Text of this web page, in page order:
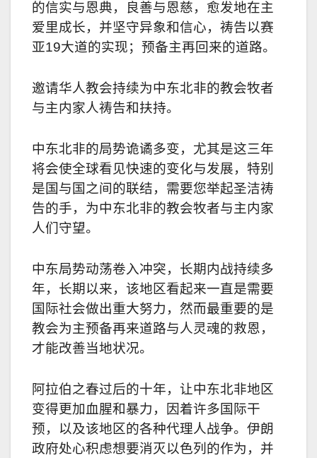
的信实与恩典，良善与恩慈，愈发地在主
爱里成长，并坚守异象和信心，祷告以赛
亚19大道的实现；预备主再回来的道路。
邀请华人教会持续为中东北非的教会牧者
与主内家人祷告和扶持。
中东北非的局势诡谲多变，尤其是这三年
将会使全球看见快速的变化与发展，特别
是国与国之间的联结，需要您举起圣洁祷
告的手，为中东北非的教会牧者与主内家
人们守望。
中东局势动荡卷入冲突，长期内战持续多
年，长期以来，该地区看起来一直是需要
国际社会做出重大努力，然而最重要的是
教会为主预备再来道路与人灵魂的救恩，
才能改善当地状况。
阿拉伯之春过后的十年，让中东北非地区
变得更加血腥和暴力，因着许多国际干
预，以及该地区的各种代理人战争。 伊朗
政府处心积虑想要消灭以色列的作为，并